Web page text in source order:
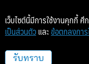
BDMS ครอง
เว็บไซต์นี้มีการใช้งานคุกกี้ ศึ
เป็นส่วนตัว และ ข้อตกลงการ
รับทราบ